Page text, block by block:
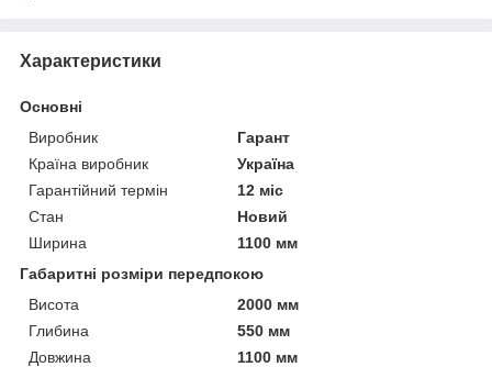
Характеристики
Основні
Виробник
Гарант
Країна виробник
Україна
Гарантійний термін
12 міс
Стан
Новий
Ширина
1100 мм
Габаритні розміри передпокою
Висота
2000 мм
Глибина
550 мм
Довжина
1100 мм